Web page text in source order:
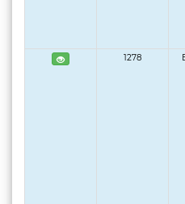
1278